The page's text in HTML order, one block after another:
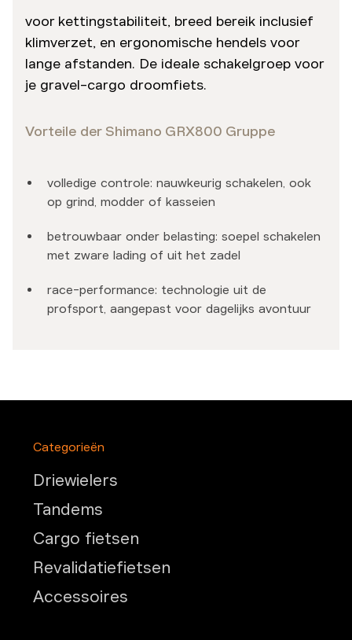
voor kettingstabiliteit, breed bereik inclusief
klimverzet, en ergonomische hendels voor
lange afstanden. De ideale schakelgroep voor
je gravel-cargo droomfiets.
Vorteile der Shimano GRX800 Gruppe
volledige controle: nauwkeurig schakelen, ook
op grind, modder of kasseien
betrouwbaar onder belasting: soepel schakelen
met zware lading of uit het zadel
race-performance: technologie uit de
profsport, aangepast voor dagelijks avontuur
Categorieën
Driewielers
Tandems
Cargo fietsen
Revalidatiefietsen
Accessoires